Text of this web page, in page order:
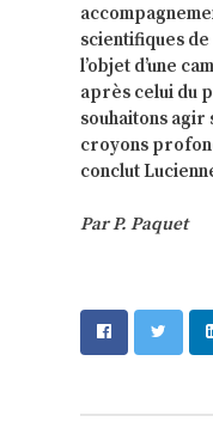
scientifiques
l’objet d’une
après celui du
souhaitons agir
croyons
conclut
Par P. Paquet